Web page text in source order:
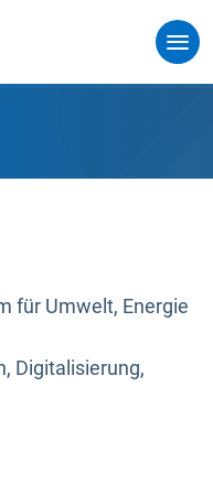
für Umwelt, Energie
Digitalisierung,